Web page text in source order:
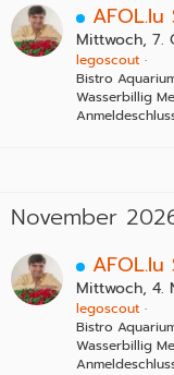
Mittwoch, 7.
legoscout
Bistro
Wasserbillig
November
Mittwoch, 4.
legoscout
Bistro
Wasserbillig